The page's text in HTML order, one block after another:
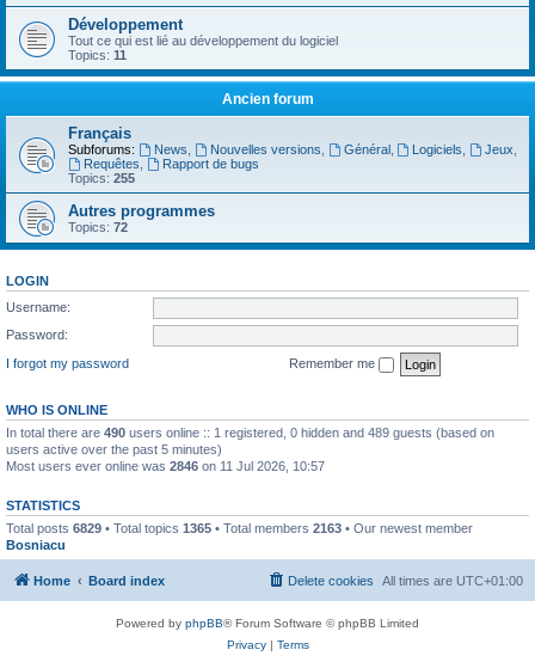
Développement
Tout ce qui est lié au développement du logiciel
Topics: 11
Ancien forum
Français
Subforums: News Nouvelles versions Général, Logiciels Jeux
Requêtes
Rapport de bugs
Topics: 255
Autres programmes
Topics: 72
LOGIN
Username:
Password:
I forgot my password
Remember me
WHO IS ONLINE
In total there are 490 users online :: 1 registered, 0 hidden and 489 guests (based on
users active over the past 5 minutes)
Most users ever online was 2846 on 11 Jul 2026, 10:57
STATISTICS
Total posts 6829 • Total topics 1365 • Total members 2163 • Our newest member
Bosniacu
Home Board index All times are UTC+01:00
Delete cookies
Powered by phpBB® Forum Software © phpBB Limited
Privacy| Terms